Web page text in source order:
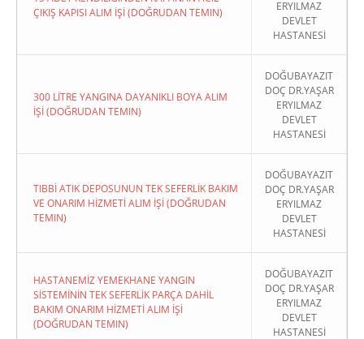
ÇIKIŞ KAPISI ALIM İŞİ (DOĞRUDAN TEMIN)
ERYILMAZ
DEVLET
HASTANESİ
300 LİTRE YANGINA DAYANIKLI BOYA ALIM
İŞİ (DOĞRUDAN TEMIN)
DOĞUBAYAZIT
DOÇ DR.YAŞAR
ERYILMAZ
DEVLET
HASTANESİ
TIBBİ ATIK DEPOSUNUN TEK SEFERLİK BAKIM
VE ONARIM HİZMETİ ALIM İŞİ (DOĞRUDAN
TEMIN)
DOĞUBAYAZIT
DOÇ DR.YAŞAR
ERYILMAZ
DEVLET
HASTANESİ
HASTANEMİZ YEMEKHANE YANGIN
SİSTEMİNİN TEK SEFERLİK PARÇA DAHİL
BAKIM ONARIM HİZMETİ ALIM İŞİ
(DOĞRUDAN TEMIN)
DOĞUBAYAZIT
DOÇ DR.YAŞAR
ERYILMAZ
DEVLET
HASTANESİ